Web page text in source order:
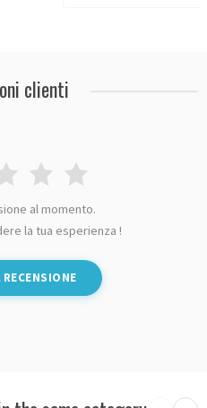
clienti
al momento.
la tua esperienza !